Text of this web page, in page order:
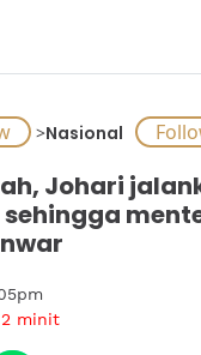
>Nasional
Johari
2 minit